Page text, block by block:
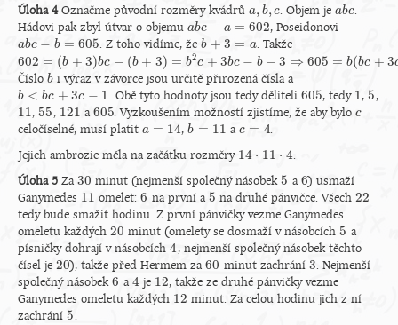
Úloha 4Označme původní rozměry kvádrů a, b, c
a,b,c . Objem jeabc
abc.
Hádovi pak zbyl útvar o objemu abc − a = 602
abc− a= 602 , Poseidonovi
abc − b = 605
abc− b= 605 . Z toho vidíme, žeb + 3 = a
b +3=a . Takže
602 = (b + 3)bc − (b + 3) = b2c + 3bc − b − 3 ⇒ 605 = b(bc + 3
602= (b +3) bc −(b+3 )=b 2c +3 bc− b− 3⇒605 =b(b c+3c −1 )
Číslo b
bi výraz v závorce jsou určitě přirozená čísla a
b < bc + 3c − 1
b <bc +3 c−1 . Obě tyto hodnoty jsou tedy děliteli 605
605 , tedy 1
1,5
5,
11
11,55
55 , 121
121 a 605
605. Vyzkoušením možností zjistíme, že aby byloc
c
celočíselné, musí platit a = 14
a= 14 ,b = 11
b =11 ac = 4
c=4
.
Jejich ambrozie měla na začátku rozměry 14 ⋅ 11 ⋅ 4
14⋅ 11⋅4
.
Úloha 5 Za 30
30 minut (nejmenší společný násobek5
5 a 6
6) usmaží
Ganymedes 11
11 omelet:6
6 na první a5
5 na druhé pánvičce. Všech22
22
tedy bude smažit hodinu. Z první pánvičky vezme Ganymedes
omeletu každých 20
20 minut (omelety se dosmaží v násobcích5
5 a
písničky dohrají v násobcích 4
4, nejmenší společný násobek těchto
čísel je 20
20), takže před Hermem za60
60 minut zachrání 3
3. Nejmenší
společný násobek6
6 a 4
4 je 12
12, takže ze druhé pánvičky vezme
Ganymedes omeletu každých 12
12 minut. Za celou hodinu jich z ní
zachrání 5
5.